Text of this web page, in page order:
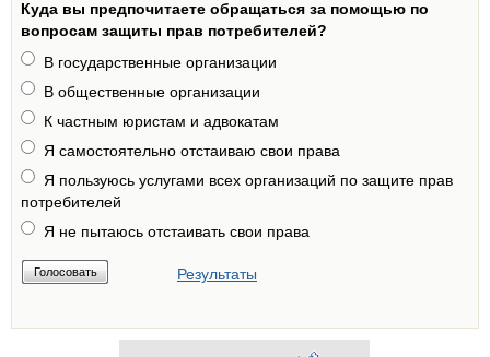
Куда вы предпочитаете обращаться за помощью по
вопросам защиты прав потребителей?
В государственные организации
В общественные организации
К частным юристам и адвокатам
Я самостоятельно отстаиваю свои права
Я пользуюсь услугами всех организаций по защите прав
потребителей
Я не пытаюсь отстаивать свои права
Результаты